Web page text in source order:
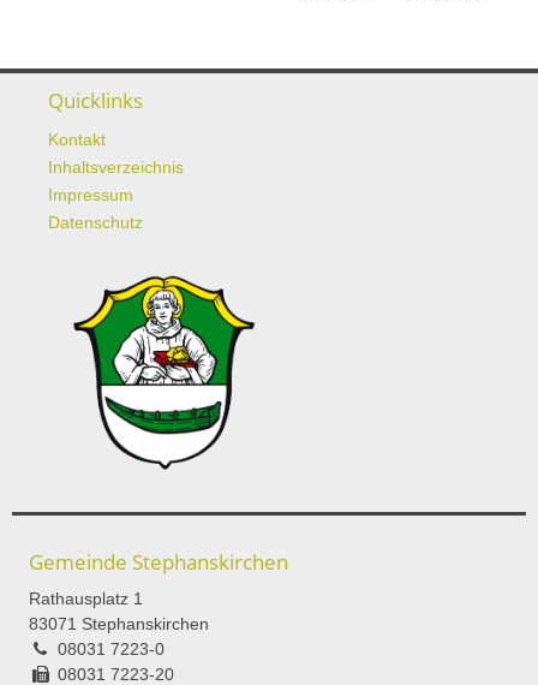
Quicklinks
Kontakt
Inhaltsverzeichnis
Impressum
Datenschutz
Gemeinde Stephanskirchen
Rathausplatz 1
83071 Stephanskirchen
08031 7223-0
08031 7223-20